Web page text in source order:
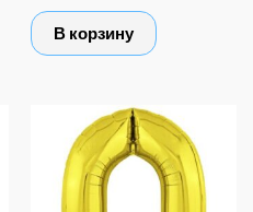
Оценка
0
5
В корзину